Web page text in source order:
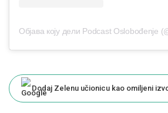
Dodaj Zelenu učionicu kao omiljeni